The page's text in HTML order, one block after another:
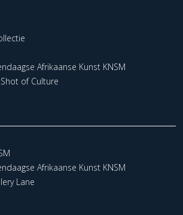
Afrikaanse Kunst KNSM
of Culture
Afrikaanse Kunst KNSM
Lane